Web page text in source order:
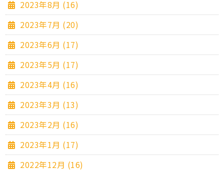
2023年8月 (16)
2023年7月 (20)
2023年6月 (17)
2023年5月 (17)
2023年4月 (16)
2023年3月 (13)
2023年2月 (16)
2023年1月 (17)
2022年12月 (16)